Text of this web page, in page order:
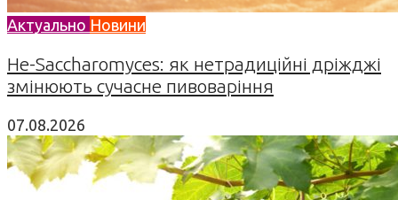
Актуально Новини
Не-Saccharomyces: як нетрадиційні дріжджі
змінюють сучасне пивоваріння
07.08.2026